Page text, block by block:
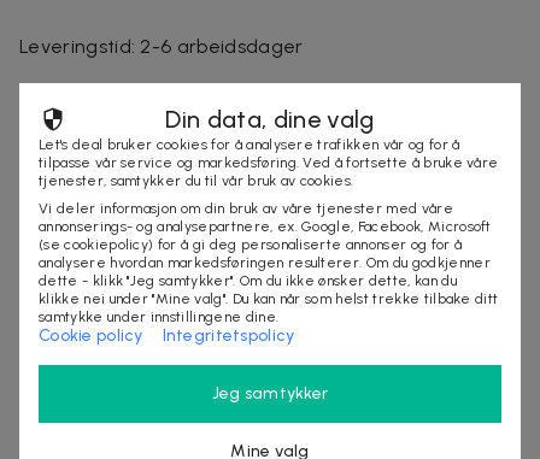
Leveringstid: 2-6 arbeidsdager
Selges av
Nordmagasinet.com
Organisasjonsnummer:556905-5238
KJØP
Andre kjøpte også
Din data, dine valg
Let's deal bruker cookies for å analysere trafikken vår og for å
tilpasse vår service og markedsføring. Ved å fortsette å bruke våre
tjenester, samtykker du til vår bruk av cookies.
Vi deler informasjon om din bruk av våre tjenester med våre
annonserings- og analysepartnere, ex. Google, Facebook, Microsoft
(se cookiepolicy) for å gi deg personaliserte annonser og for å
analysere hvordan markedsføringen resulterer. Om du godkjenner
dette - klikk "Jeg samtykker". Om du ikke ønsker dette, kan du
klikke nei under "Mine valg". Du kan når som helst trekke tilbake ditt
samtykke under innstillingene dine.
Cookie policy Integritetspolicy
Jeg samtykker
Mine valg